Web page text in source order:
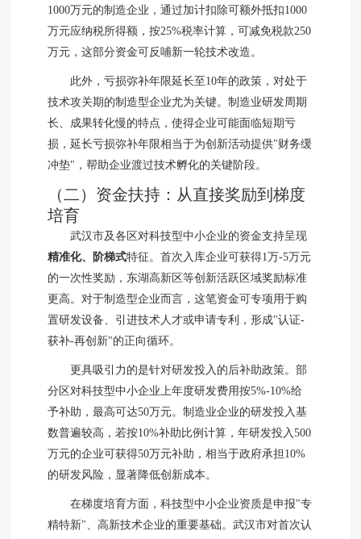
1000万元的制造企业，通过加计扣除可额外抵扣1000
万元应纳税所得额，按25%税率计算，可减免税款250
万元，这部分资金可反哺新一轮技术改造。
此外，亏损弥补年限延长至10年的政策，对处于
技术攻关期的制造型企业尤为关键。制造业研发周期
长、成果转化慢的特点，使得企业可能面临短期亏
损，延长亏损弥补年限相当于为创新活动提供"财务缓
冲垫"，帮助企业渡过技术孵化的关键阶段。
（二）资金扶持：从直接奖励到梯度
培育
武汉市及各区对科技型中小企业的资金支持呈现
精准化、阶梯式特征。首次入库企业可获得1万-5万元
的一次性奖励，东湖高新区等创新活跃区域奖励标准
更高。对于制造型企业而言，这笔资金可专项用于购
置研发设备、引进技术人才或申请专利，形成"认证-
获补-再创新"的正向循环。
更具吸引力的是针对研发投入的后补助政策。部
分区对科技型中小企业上年度研发费用按5%-10%给
予补助，最高可达50万元。制造业企业的研发投入基
数普遍较高，若按10%补助比例计算，年研发投入500
万元的企业可获得50万元补助，相当于政府承担10%
的研发风险，显著降低创新成本。
在梯度培育方面，科技型中小企业资质是申报"专
精特新"、高新技术企业的重要基础。武汉市对首次认